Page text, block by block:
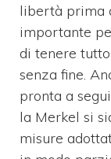
libertà prima
importante
di tenere
senza fine.
pronta a
la Merkel si
misure